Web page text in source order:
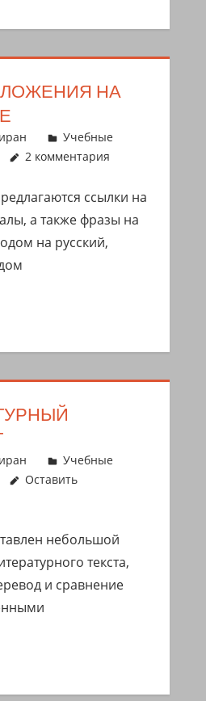
НА
Учебные
2 комментария
ссылки на
а также фразы на
на русский,
Учебные
Оставить
небольшой
текста,
и сравнение